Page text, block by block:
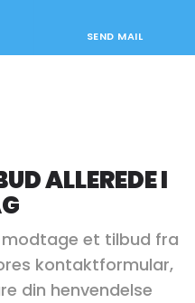
SEND MAIL
ALLEREDE I
et tilbud fra
kontaktformular,
din henvendelse